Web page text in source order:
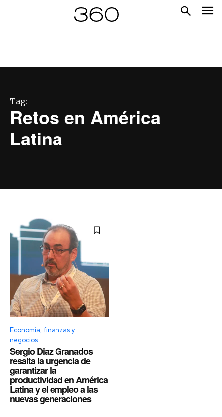
Tag:
Retos en América
Latina
Economía, finanzas y
negocios
Sergio Diaz Granados
resalta la urgencia de
garantizar la
productividad en América
Latina y el empleo a las
nuevas generaciones